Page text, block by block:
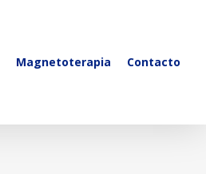
Magnetoterapia Contacto